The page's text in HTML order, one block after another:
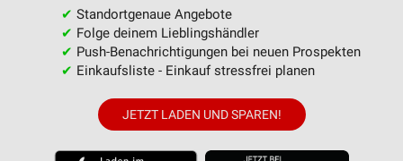
✔ Standortgenaue Angebote
✔ Folge deinem Lieblingshändler
✔ Push-Benachrichtigungen bei neuen Prospekten
✔ Einkaufsliste - Einkauf stressfrei planen
JETZT LADEN UND SPAREN!